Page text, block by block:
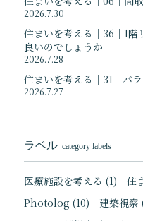
2026.7.30
住まいを考える｜36｜1
良いのでしょうか
2026.7.28
住まいを考える｜31｜バ
2026.7.27
ラベル category labels
医療施設を考える (1) 住
Photolog (10) 建築視察